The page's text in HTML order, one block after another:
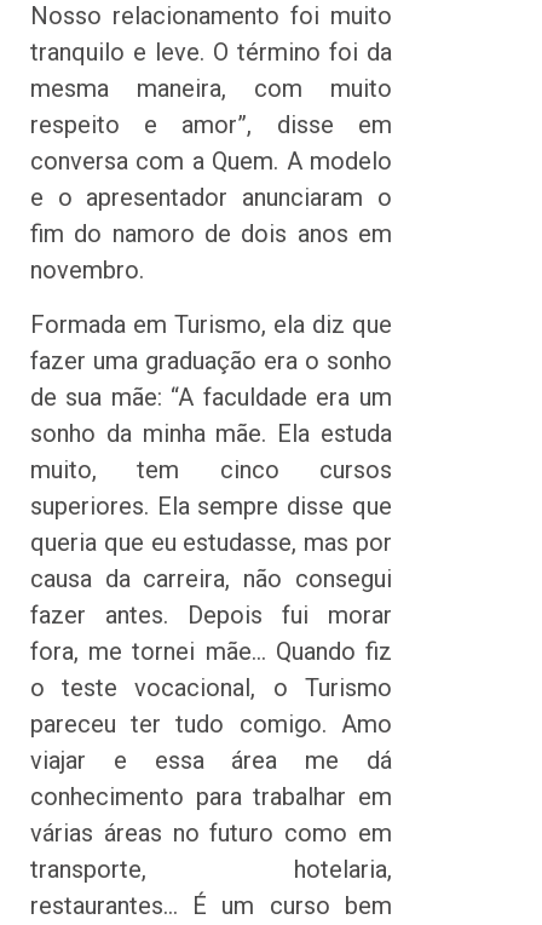
Nosso relacionamento foi muito
tranquilo e leve. O término foi da
mesma maneira, com muito
respeito e amor”, disse em
conversa com a Quem. A modelo
e o apresentador anunciaram o
fim do namoro de dois anos em
novembro.
Formada em Turismo, ela diz que
fazer uma graduação era o sonho
de sua mãe: “A faculdade era um
sonho da minha mãe. Ela estuda
muito, tem cinco cursos
superiores. Ela sempre disse que
queria que eu estudasse, mas por
causa da carreira, não consegui
fazer antes. Depois fui morar
fora, me tornei mãe… Quando fiz
o teste vocacional, o Turismo
pareceu ter tudo comigo. Amo
viajar e essa área me dá
conhecimento para trabalhar em
várias áreas no futuro como em
transporte, hotelaria,
restaurantes… É um curso bem